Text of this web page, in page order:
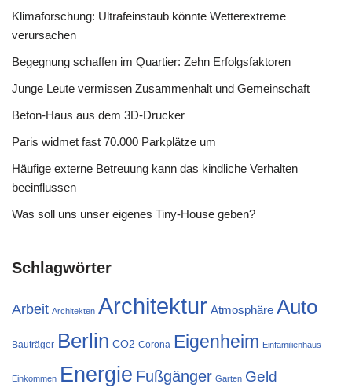
Klimaforschung: Ultrafeinstaub könnte Wetterextreme
verursachen
Begegnung schaffen im Quartier: Zehn Erfolgsfaktoren
Junge Leute vermissen Zusammenhalt und Gemeinschaft
Beton-Haus aus dem 3D-Drucker
Paris widmet fast 70.000 Parkplätze um
Häufige externe Betreuung kann das kindliche Verhalten
beeinflussen
Was soll uns unser eigenes Tiny-House geben?
Schlagwörter
Arbeit Architekten Architektur Atmosphäre Auto
Bauträger Berlin CO2 Corona Eigenheim Einfamilienhaus
Einkommen Energie Fußgänger Garten Geld